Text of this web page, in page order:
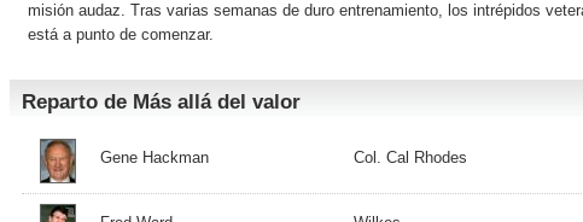
misión audaz. Tras varias semanas de duro entrenamiento, los intrépidos
está a punto de comenzar.
Reparto de Más allá del valor
Gene Hackman Col. Cal Rhodes